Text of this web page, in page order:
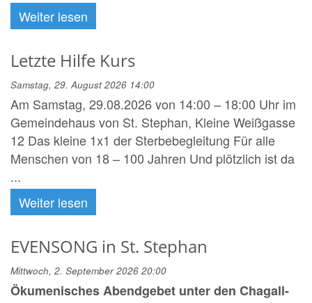
Weiter lesen
Letzte Hilfe Kurs
Samstag, 29. August 2026 14:00
Am Samstag, 29.08.2026 von 14:00 – 18:00 Uhr im
Gemeindehaus von St. Stephan, Kleine Weißgasse
12 Das kleine 1x1 der Sterbebegleitung Für alle
Menschen von 18 – 100 Jahren Und plötzlich ist da
...
Weiter lesen
EVENSONG in St. Stephan
Mittwoch, 2. September 2026 20:00
Ökumenisches Abendgebet unter den Chagall-